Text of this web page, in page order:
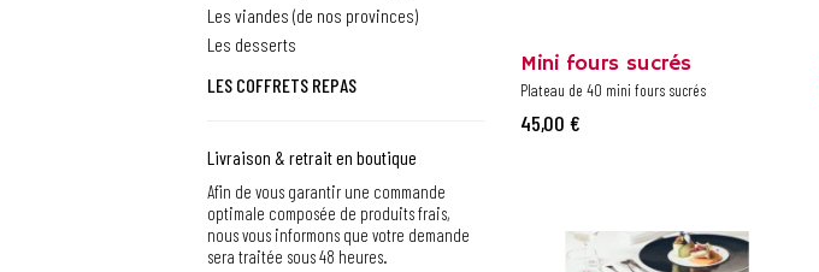
Les viandes (de nos provinces)
Les desserts
LES COFFRETS REPAS
Livraison & retrait en boutique
Afin de vous garantir une commande
optimale composée de produits frais,
nous vous informons que votre demande
sera traitée sous 48 heures.
Mini fours sucrés
Plateau de 40 mini fours sucrés
45,00 €